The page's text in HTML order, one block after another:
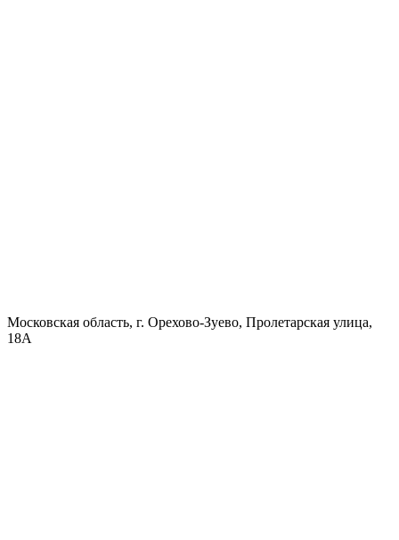
Московская область, г. Орехово-Зуево, Пролетарская улица,
18А